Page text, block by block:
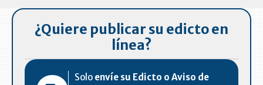
¿Quiere publicar su edicto en
línea?
Solo envíe su Edicto o Aviso de